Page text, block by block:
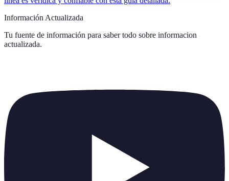
Información Actualizada
Tu fuente de información para saber todo sobre informacion
actualizada.